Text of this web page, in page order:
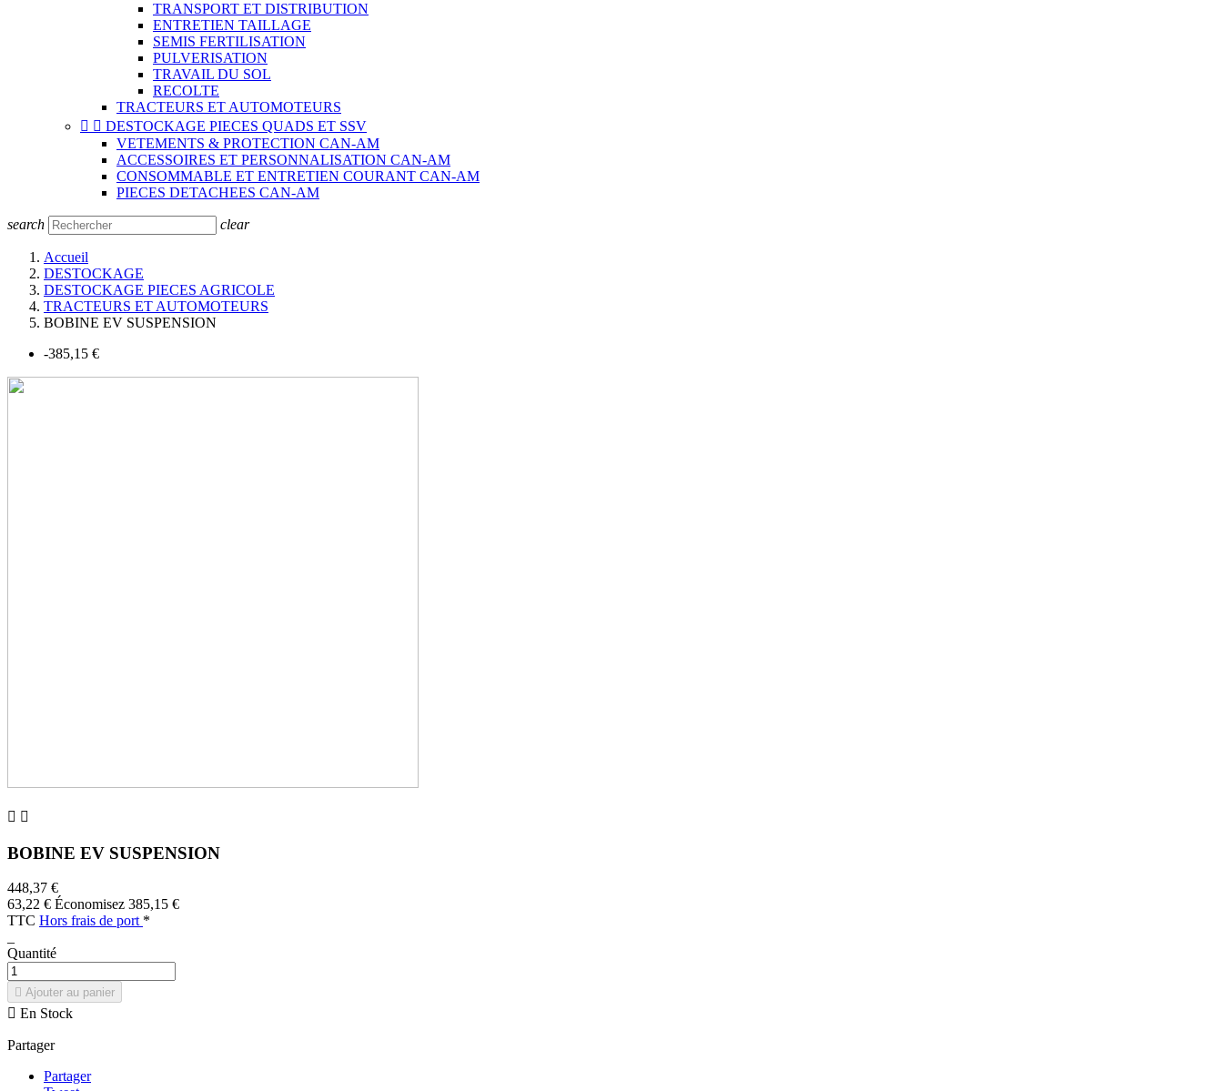
TRANSPORT ET DISTRIBUTION
ENTRETIEN TAILLAGE
SEMIS FERTILISATION
PULVERISATION
TRAVAIL DU SOL
RECOLTE
TRACTEURS ET AUTOMOTEURS
  DESTOCKAGE PIECES QUADS ET SSV
VETEMENTS & PROTECTION CAN-AM
ACCESSOIRES ET PERSONNALISATION CAN-AM
CONSOMMABLE ET ENTRETIEN COURANT CAN-AM
PIECES DETACHEES CAN-AM
search clear
Accueil
DESTOCKAGE
DESTOCKAGE PIECES AGRICOLE
TRACTEURS ET AUTOMOTEURS
BOBINE EV SUSPENSION
-385,15 €
 
BOBINE EV SUSPENSION
448,37 €
63,22 € Économisez 385,15 €
TTC Hors frais de port *
Quantité
 Ajouter au panier
 En Stock
Partager
Partager